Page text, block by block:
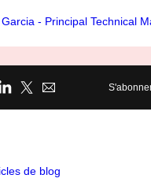
- Principal Technical
de blog